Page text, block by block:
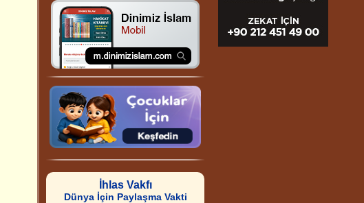
İhlas Vakfı
Dünya İçin Paylaşma Vakti